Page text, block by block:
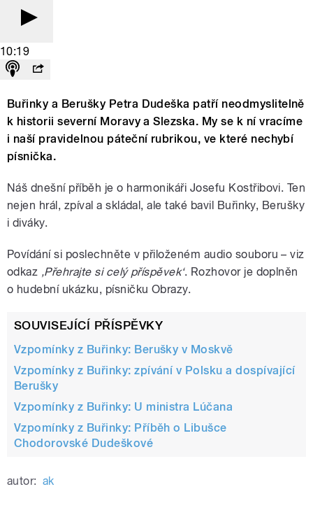
10:19
Buřinky a Berušky Petra Dudeška patří neodmyslitelně
k historii severní Moravy a Slezska. My se k ní vracíme
i naší pravidelnou páteční rubrikou, ve které nechybí
písnička.
Náš dnešní příběh je o harmonikáři Josefu Kostřibovi. Ten
nejen hrál, zpíval a skládal, ale také bavil Buřinky, Berušky
i diváky.
Povídání si poslechněte v přiloženém audio souboru – viz
odkaz ‚Přehrajte si celý příspěvek‘. Rozhovor je doplněn
o hudební ukázku, písničku Obrazy.
SOUVISEJÍCÍ PŘÍSPĚVKY
Vzpomínky z Buřinky: Berušky v Moskvě
Vzpomínky z Buřinky: zpívání v Polsku a dospívající
Berušky
Vzpomínky z Buřinky: U ministra Lúčana
Vzpomínky z Buřinky: Příběh o Libušce
Chodorovské Dudeškové
autor: ak